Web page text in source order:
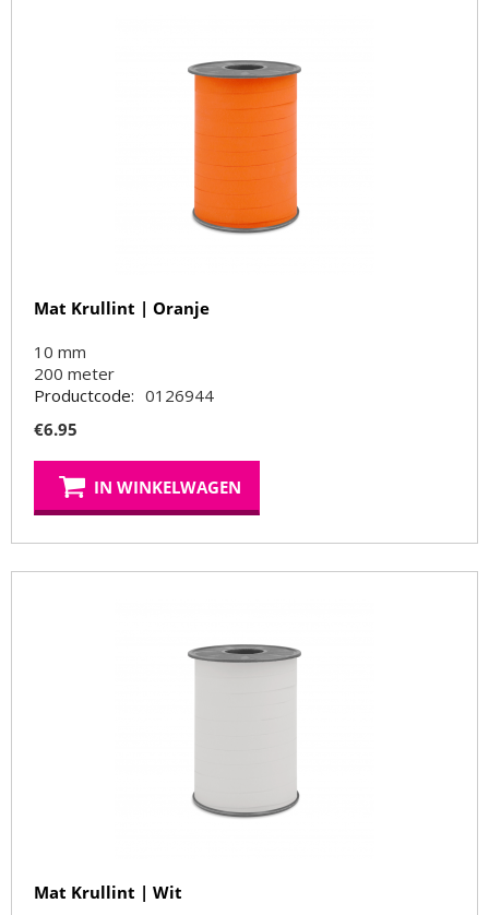
Mat Krullint | Oranje
10 mm
200 meter
Productcode: 0126944
€6.95
IN WINKELWAGEN
Mat Krullint | Wit